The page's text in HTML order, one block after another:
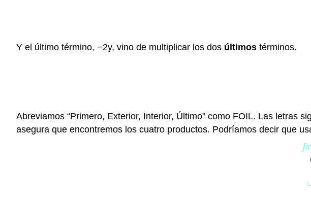
Y el último término, −2y, vino de multiplicar los dos últimos términos.
Abreviamos “Primero, Exterior, Interior, Último” como FOIL. Las letras
asegura que encontremos los cuatro productos. Podríamos decir que